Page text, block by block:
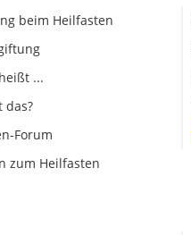
beim Heilfasten
...
das?
Forum
zum Heilfasten